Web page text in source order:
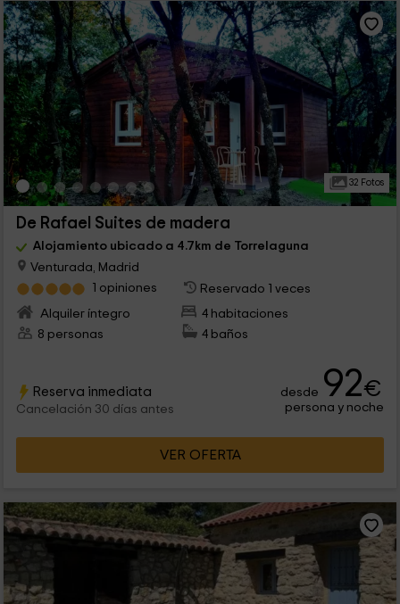
32 Fotos
De Rafael Suites de madera
Alojamiento ubicado a 4.7km de Torrelaguna
Venturada, Madrid
1 opiniones
Reservado 1 veces
Alquiler íntegro
4 habitaciones
8 personas
4 baños
Reserva inmediata
Cancelación 30 días antes
desde 92€
persona y noche
VER OFERTA